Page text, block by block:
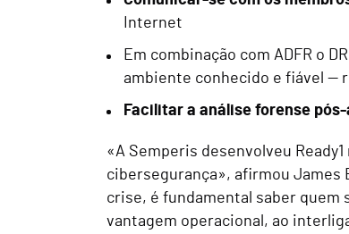
Internet
Em combinação com ADFR o
ambiente conhecido e fiável —
Facilitar a análise forense
«A Semperis desenvolveu
cibersegurança», afirmou James
crise, é fundamental saber quem
vantagem operacional, ao